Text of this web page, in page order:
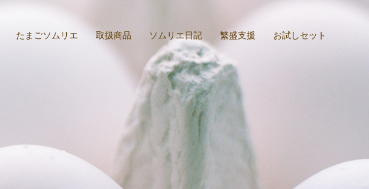
たまごソムリエ 取扱商品 ソムリエ日記 繁盛支援 お試しセット